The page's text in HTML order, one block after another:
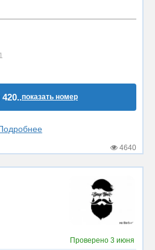
420..показать номер
4640
Проверено 3 июня